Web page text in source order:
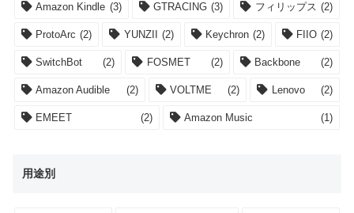
Amazon Kindle (3) GTRACING (3) フィリップス (2)
ProtoArc (2) YUNZII (2) Keychron (2) FIIO (2)
SwitchBot (2) FOSMET (2) Backbone (2)
Amazon Audible (2) VOLTME (2) Lenovo (2)
EMEET (2) Amazon Music (1)
用途別